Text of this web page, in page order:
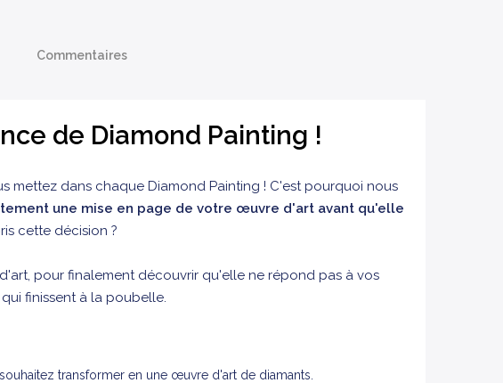
Commentaires
de Diamond Painting !
dans chaque Diamond Painting ! C'est pourquoi nous
une mise en page de votre œuvre d'art avant qu'elle
cette décision ?
pour finalement découvrir qu'elle ne répond pas à vos
finissent à la poubelle.
transformer en une œuvre d'art de diamants.